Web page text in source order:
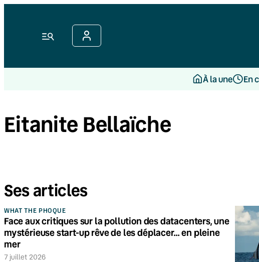
Menu
À la une En
Eitanite Bellaïche
Ses articles
WHAT THE PHOQUE
Face aux critiques sur la pollution des datacenters, une
mystérieuse start-up rêve de les déplacer… en pleine
mer
7 juillet 2026